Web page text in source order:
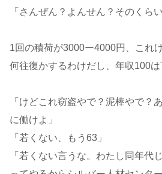
「さんぜん？よんせん？そのくらい
1回の積荷が3000ー4000円、これ
何往復かするわけだし、年収100は
「けどこれ窃盗やで？泥棒やで？
に働けよ」
「若くない、もう63」
「若くない言うな。わたし同年代